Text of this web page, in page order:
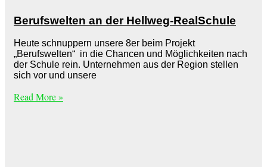
Berufswelten an der Hellweg-RealSchule
Heute schnuppern unsere 8er beim Projekt
„Berufswelten“ in die Chancen und Möglichkeiten nach
der Schule rein. Unternehmen aus der Region stellen
sich vor und unsere
Read More »